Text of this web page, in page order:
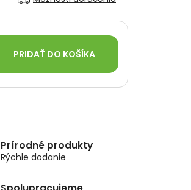
PRIDAŤ DO KOŠÍKA
Prírodné produkty
Rýchle dodanie